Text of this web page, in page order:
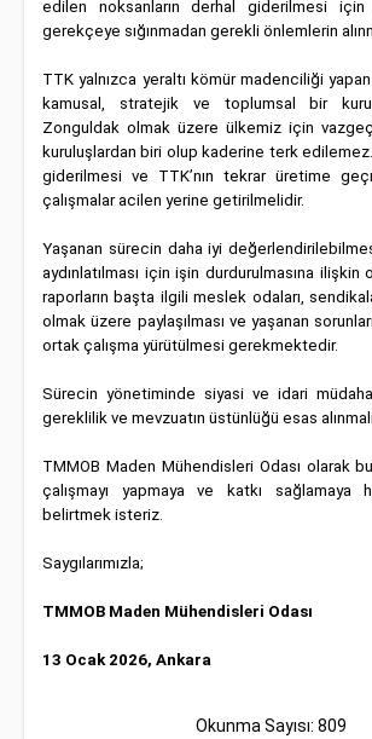
edilen noksanların derhal giderilmesi
gerekçeye sığınmadan gerekli önlemlerin
TTK yalnızca yeraltı kömür madenciliği
kamusal, stratejik ve toplumsal bir
Zonguldak olmak üzere ülkemiz için
kuruluşlardan biri olup kaderine terk
giderilmesi ve TTK’nın tekrar üretime
çalışmalar acilen yerine getirilmelidir.
Yaşanan sürecin daha iyi
aydınlatılması için işin durdurulmasına ilişkin
raporların başta ilgili meslek odaları,
olmak üzere paylaşılması ve yaşanan
ortak çalışma yürütülmesi gerekmektedir.
Sürecin yönetiminde siyasi ve idari
gereklilik ve mevzuatın üstünlüğü esas
TMMOB Maden Mühendisleri Odası olarak
çalışmayı yapmaya ve katkı sağlamaya
belirtmek isteriz.
Saygılarımızla;
TMMOB Maden Mühendisleri Odası
13 Ocak 2026, Ankara
Okunma Sayısı: 809